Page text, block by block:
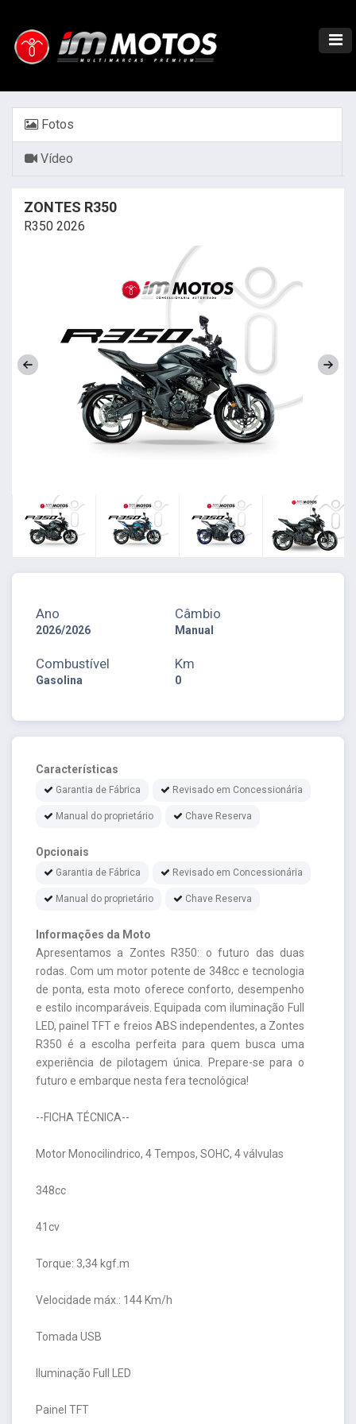
Fotos
Vídeo
ZONTES R350
R350 2026
Ano
2026/2026
Câmbio
Manual
Combustível
Gasolina
Km
0
Características
Garantia de Fábrica Revisado em Concessionária
Manual do proprietário Chave Reserva
Opcionais
Garantia de Fábrica Revisado em Concessionária
Manual do proprietário Chave Reserva
Informações da Moto
Apresentamos a Zontes R350: o futuro das duas
rodas. Com um motor potente de 348cc e tecnologia
de ponta, esta moto oferece conforto, desempenho
e estilo incomparáveis. Equipada com iluminação Full
LED, painel TFT e freios ABS independentes, a Zontes
R350 é a escolha perfeita para quem busca uma
experiência de pilotagem única. Prepare-se para o
futuro e embarque nesta fera tecnológica!
--FICHA TÉCNICA--
Motor Monocilindrico, 4 Tempos, SOHC, 4 válvulas
348cc
41cv
Torque: 3,34 kgf.m
Velocidade máx.: 144 Km/h
Tomada USB
Iluminação Full LED
Painel TFT